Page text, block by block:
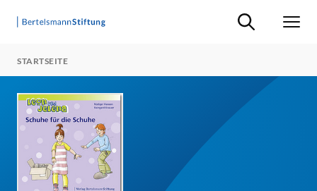
Suche ein-/
STARTSEITE